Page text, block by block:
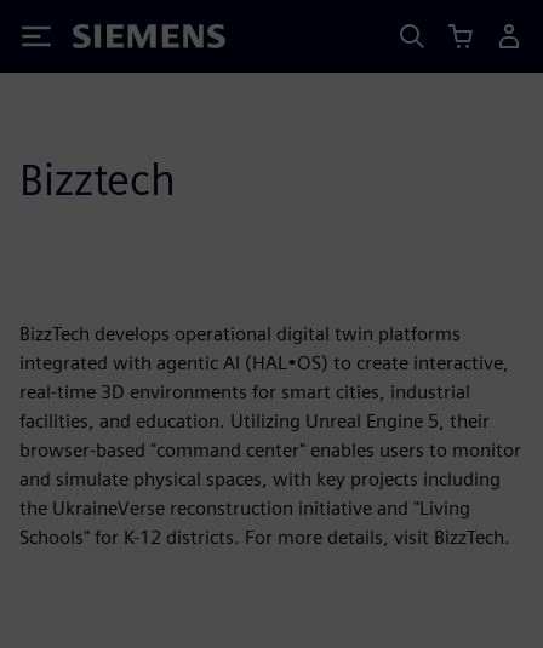
Siemens
Bizztech
BizzTech develops operational digital twin platforms
integrated with agentic AI (HAL•OS) to create interactive,
real-time 3D environments for smart cities, industrial
facilities, and education. Utilizing Unreal Engine 5, their
browser-based "command center" enables users to monitor
and simulate physical spaces, with key projects including
the UkraineVerse reconstruction initiative and "Living
Schools" for K-12 districts. For more details, visit BizzTech.